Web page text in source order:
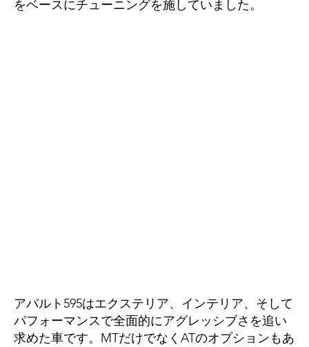
をベースにチューニングを施していました。
アバルト595はエクステリア、インテリア、そして
パフォーマンスで全面的にアグレッシブさを追い
求めた車です。MTだけでなくATのオプションもあ